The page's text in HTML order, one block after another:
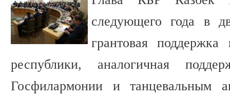
следующего года в
грантовая поддержка
республики, аналогичная
Госфилармонии и танцевальным